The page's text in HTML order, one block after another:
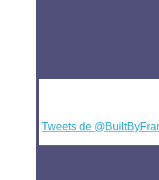
Tweets de